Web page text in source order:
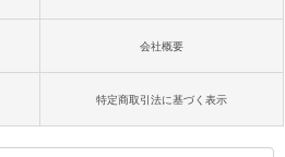
会社概要
特定商取引法に基づく表示